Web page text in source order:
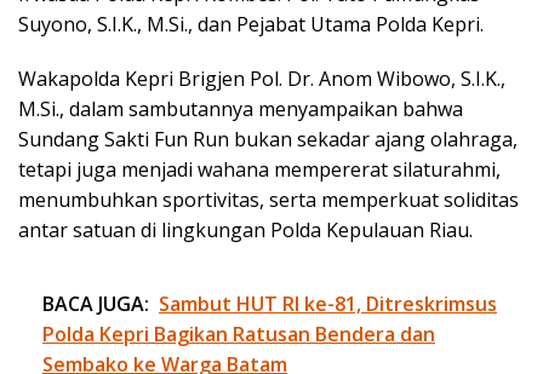
Suyono, S.I.K., M.Si., dan Pejabat Utama Polda Kepri.
Wakapolda Kepri Brigjen Pol. Dr. Anom Wibowo, S.I.K.,
M.Si., dalam sambutannya menyampaikan bahwa
Sundang Sakti Fun Run bukan sekadar ajang olahraga,
tetapi juga menjadi wahana mempererat silaturahmi,
menumbuhkan sportivitas, serta memperkuat soliditas
antar satuan di lingkungan Polda Kepulauan Riau.
BACA JUGA: Sambut HUT RI ke-81, Ditreskrimsus
Polda Kepri Bagikan Ratusan Bendera dan
Sembako ke Warga Batam